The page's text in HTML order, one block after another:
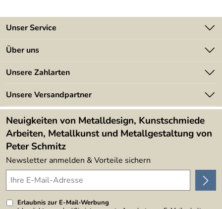
Unser Service
Kontakt
Kundeninformationen
Newsletter
Lieferbedingungen
Über uns
Angebote
Kundenbewertungen (394)
4,9/5
Unsere Zahlarten
Unsere Versandpartner
Neuigkeiten von Metalldesign, Kunstschmiede
Arbeiten, Metallkunst und Metallgestaltung von
Peter Schmitz
Newsletter anmelden & Vorteile sichern
Erlaubnis zur E-Mail-Werbung